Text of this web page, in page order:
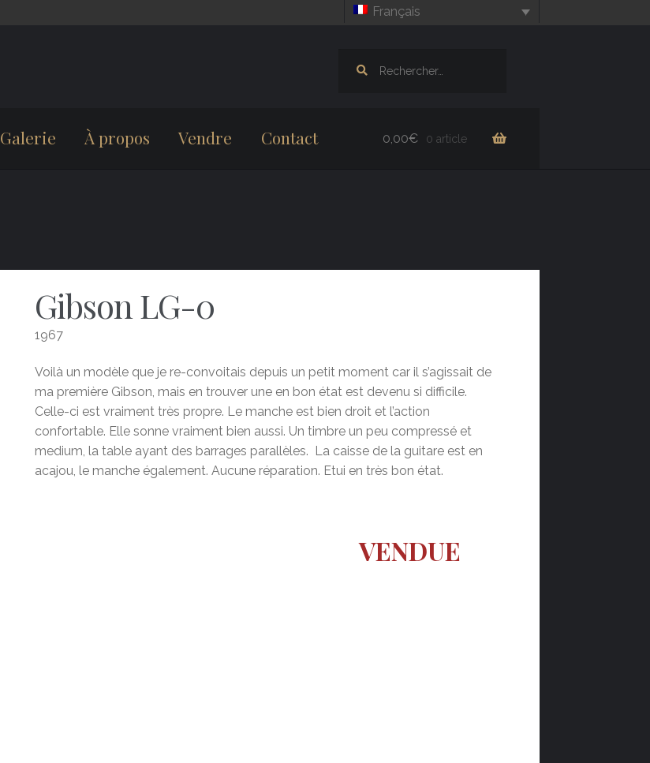
Français
Galerie À propos Vendre Contact 0,00€ 0 article
Gibson LG-0
1967
Voilà un modèle que je re-convoitais depuis un petit moment car il s’agissait de
ma première Gibson, mais en trouver une en bon état est devenu si difficile.
Celle-ci est vraiment très propre. Le manche est bien droit et l’action
confortable. Elle sonne vraiment bien aussi. Un timbre un peu compressé et
medium, la table ayant des barrages parallèles. La caisse de la guitare est en
acajou, le manche également. Aucune réparation. Etui en très bon état.
VENDUE